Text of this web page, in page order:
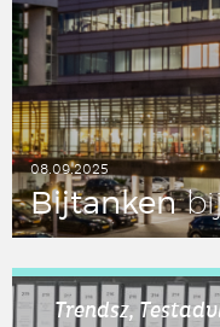
08.09.2025
Bij­tan­kenbij
LEES DIT ARTIKEL
Trendsz,